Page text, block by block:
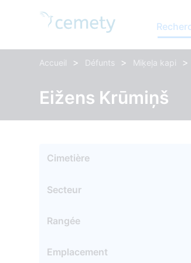
Accueil > Défunts > Miķeļa kapi >
Eižens Krūmiņš
Cimetière
Secteur
Rangée
Emplacement